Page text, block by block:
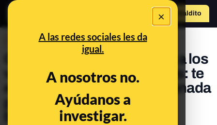
×
A las redes sociales les da
igual.
A nosotros no.
Ayúdanos a
investigar.
Hazte Maldito
Cuidado con el nuevo timo a los
vendedores de Milanuncios: te
envían un link de la web clonada
para obtener tus datos
bancarios